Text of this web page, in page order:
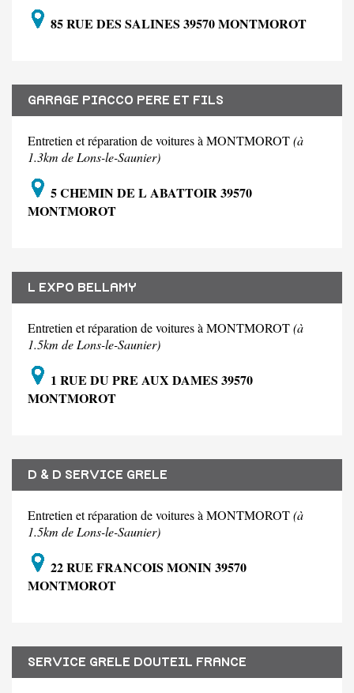
85 RUE DES SALINES 39570 MONTMOROT
GARAGE PIACCO PERE ET FILS
Entretien et réparation de voitures à MONTMOROT(à
1.3km de Lons-le-Saunier)
5 CHEMIN DE L ABATTOIR 39570
MONTMOROT
L EXPO BELLAMY
Entretien et réparation de voitures à MONTMOROT(à
1.5km de Lons-le-Saunier)
1 RUE DU PRE AUX DAMES 39570
MONTMOROT
D & D SERVICE GRELE
Entretien et réparation de voitures à MONTMOROT(à
1.5km de Lons-le-Saunier)
22 RUE FRANCOIS MONIN 39570
MONTMOROT
SERVICE GRELE DOUTEIL FRANCE